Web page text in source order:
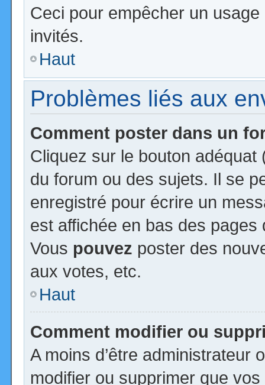
Ceci pour empêcher un
invités.
Haut
Problèmes liés aux
Comment poster dans un
Cliquez sur le bouton
du forum ou des sujets. Il se
enregistré pour écrire un
est affichée en bas des
Vous pouvez poster des
aux votes, etc.
Haut
Comment modifier ou
A moins d’être administrateur
modifier ou supprimer que